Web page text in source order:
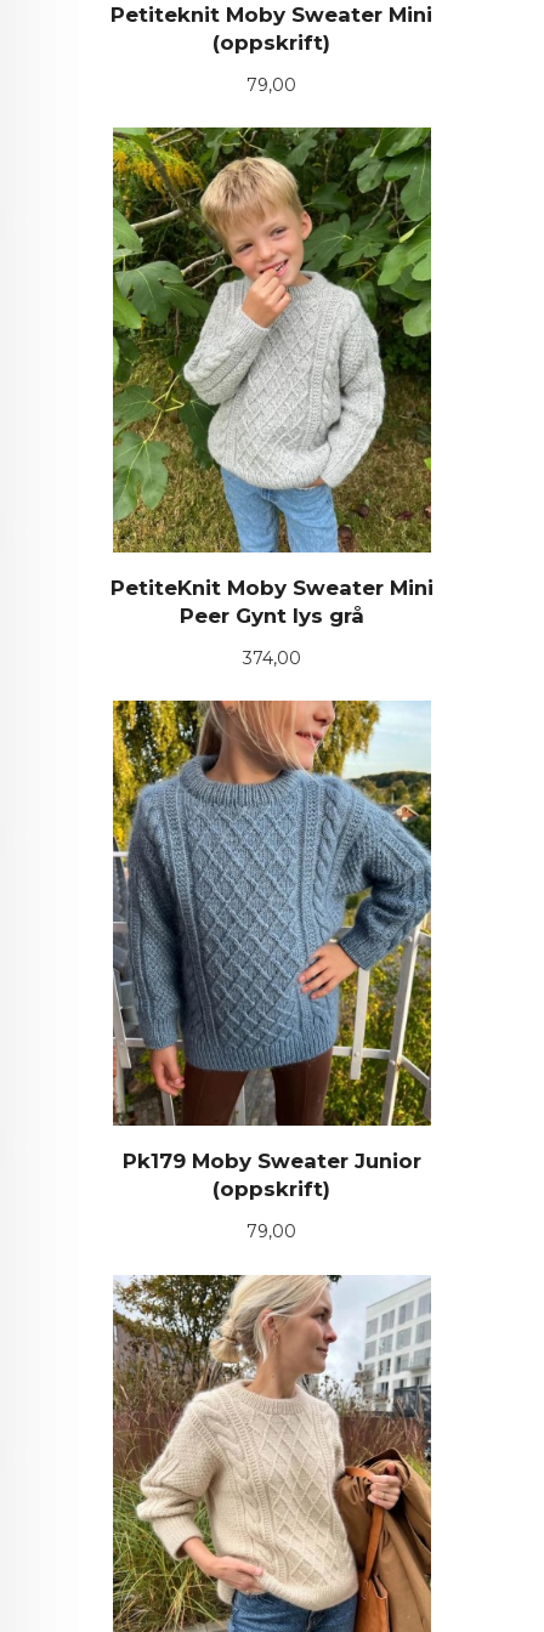
Petiteknit Moby Sweater Mini
(oppskrift)
Pris
79,00
PetiteKnit Moby Sweater Mini
Peer Gynt lys grå
Pris
374,00
Pk179 Moby Sweater Junior
(oppskrift)
Pris
79,00